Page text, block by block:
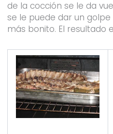
de la cocción se le da
se le puede dar un
más bonito. El resultado